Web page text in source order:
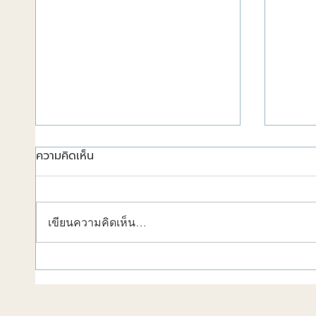
วัสดุก่อสร้างช่วยลดความร้อน
ได้!
การก่
2025
ความคิดเห็น
เขียนความคิดเห็น…